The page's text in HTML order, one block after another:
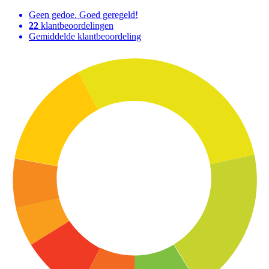
Geen gedoe. Goed geregeld!
22 klantbeoordelingen
Gemiddelde klantbeoordeling